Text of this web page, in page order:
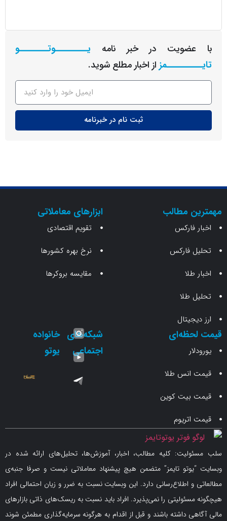
در خبر نامه
یـــــــــوتــــــــو
از اخبار مطلع شوید.
ثبت نام در خبرنامه
مطالب
فارکس
فارکس
ابزارهای معاملاتی
تقویم اقتصادی
نرخ بهره کشورها
مقایسه بروکرها
انس طلا
بیت کوین
شبکه‌های خانواده
یوتو
کلیه مطالب، اخبار، آموزش‌ها، تحلیل‌های ارائه شده در
تایمز” متضمن هیچ پیشنهاد معاملاتی نیست و صرفا جنبه‌ی
اطلاع‌رسانی دارد. این وبسایت نسبت به ضرر و زیان احتمالی افراد
را نمی‌پذیرد. افراد باید نسبت به ریسک‌های ذاتی بازارهای
داشته باشند و قبل از اقدام به هرگونه سرمایه‌گذاری مطمئن شوند